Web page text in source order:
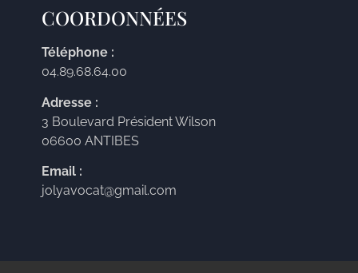
COORDONNÉES
Téléphone :
04.89.68.64.00
Adresse :
3 Boulevard Président Wilson
06600 ANTIBES
Email :
jolyavocat@gmail.com